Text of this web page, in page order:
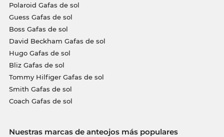
Polaroid Gafas de sol
Guess Gafas de sol
Boss Gafas de sol
David Beckham Gafas de sol
Hugo Gafas de sol
Bliz Gafas de sol
Tommy Hilfiger Gafas de sol
Smith Gafas de sol
Coach Gafas de sol
Nuestras marcas de anteojos más populares